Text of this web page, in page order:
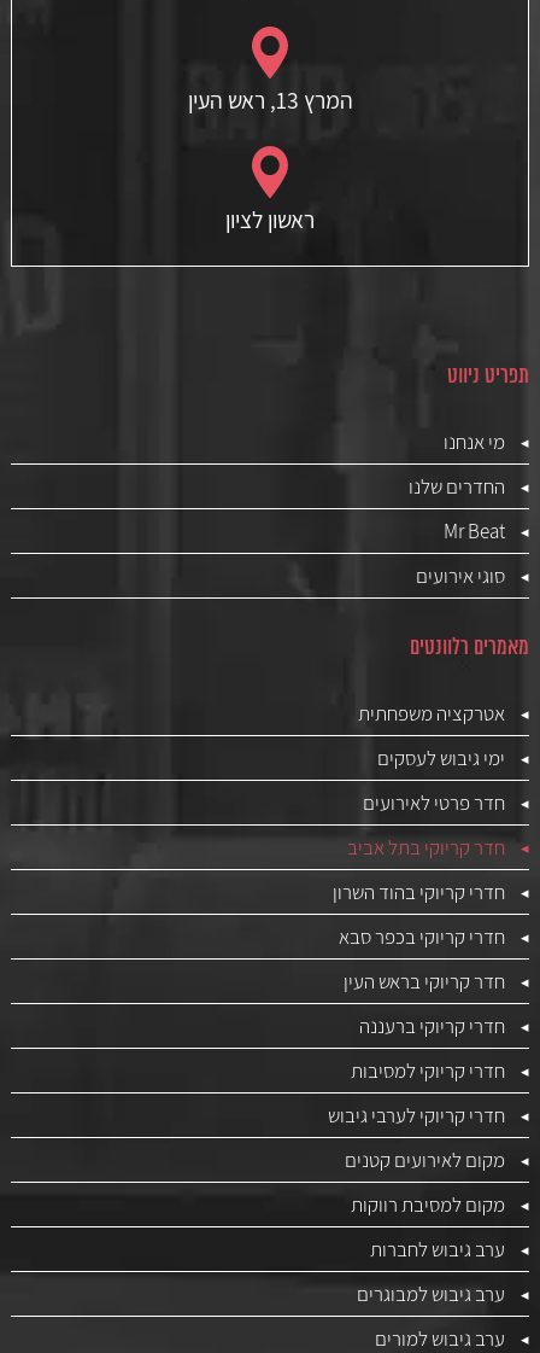
המרץ 13, ראש העין
ראשון לציון
תפריט ניווט
מי אנחנו
החדרים שלנו
Mr Beat
סוגי אירועים
מאמרים רלוונטים
אטרקציה משפחתית
ימי גיבוש לעסקים
חדר פרטי לאירועים
חדר קריוקי בתל אביב
חדרי קריוקי בהוד השרון
חדרי קריוקי בכפר סבא
חדר קריוקי בראש העין
חדרי קריוקי ברעננה
חדרי קריוקי למסיבות
חדרי קריוקי לערבי גיבוש
מקום לאירועים קטנים
מקום למסיבת רווקות
ערב גיבוש לחברות
ערב גיבוש למבוגרים
ערב גיבוש למורים